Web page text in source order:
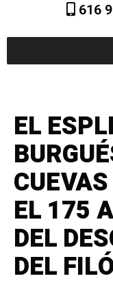
616
EL
EL 175
DEL
DEL